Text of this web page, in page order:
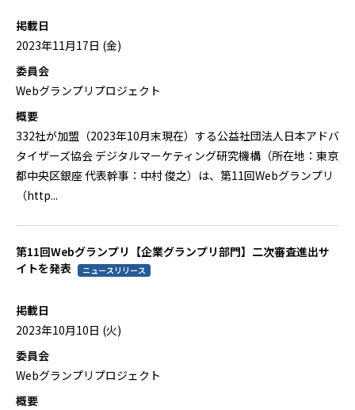
掲載日
2023年11月17日 (金)
委員会
Webグランプリプロジェクト
概要
332社が加盟（2023年10月末現在）する公益社団法人日本アドバ
タイザーズ協会 デジタルマーケティング研究機構（所在地：東京
都中央区銀座 代表幹事：中村 俊之）は、第11回Webグランプリ
（http...
第11回Webグランプリ【企業グランプリ部門】二次審査進出サ
イトを発表
ニュースリリース
掲載日
2023年10月10日 (火)
委員会
Webグランプリプロジェクト
概要